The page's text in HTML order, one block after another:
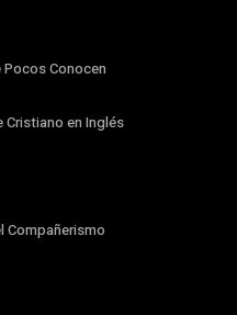
Pocos Conocen
Cristiano en Inglés
Compañerismo